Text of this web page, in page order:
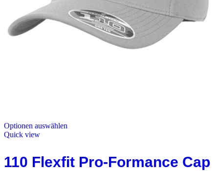
Optionen auswählen
Quick view
110 Flexfit Pro-Formance Cap